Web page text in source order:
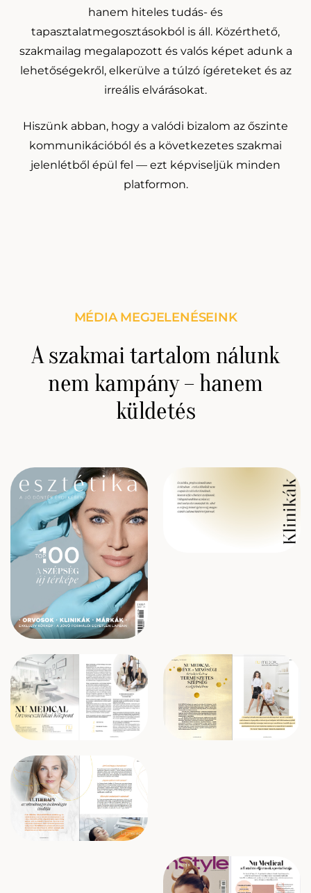
hanem hiteles tudás- és
tapasztalatmegosztásokból is áll. Közérthető,
szakmailag megalapozott és valós képet adunk a
lehetőségekről, elkerülve a túlzó ígéreteket és az
irreális elvárásokat.
Hiszünk abban, hogy a valódi bizalom az őszinte
kommunikációból és a következetes szakmai
jelenlétből épül fel — ezt képviseljük minden
platformon.
A szakmai tartalom nálunk
nem kampány – hanem
küldetés
MÉDIA MEGJELENÉSEINK